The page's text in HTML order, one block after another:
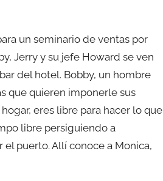
un seminario de ventas por
Jerry y su jefe Howard se ven
del hotel. Bobby, un hombre
que quieren imponerle sus
eres libre para hacer lo que
libre persiguiendo a
puerto. Allí conoce a Monica,